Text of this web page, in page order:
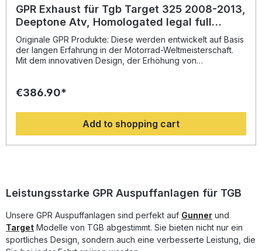
GPR Exhaust für Tgb Target 325 2008-2013,
Deeptone Atv, Homologated legal full
system exhaust, including removable db
killer
Originale GPR Produkte: Diese werden entwickelt auf Basis
der langen Erfahrung in der Motorrad-Weltmeisterschaft.
Mit dem innovativen Design, der Erhöhung von
Fahrzeug deutlich auf und erhalten ein perfektes Preis-
eine hörbare Soundverbesserung zur Serie, die Sie beim
Fahren geniessen können. Der Hersteller ist DIN zertifiziert
und garantiert somit eine gleichbleibend hohe Qualität
seiner Produkte, von der Sie als Kunde profitieren.
installieren. Lieferumfang: Diese Lieferung enthält alle
Fahrzeugspezifischen Halterungen und das
including removable db killerZulassung: YesLieferzeit: ca.
14 Tage
€386.90*
Add to shopping cart
Leistungsstarke GPR Auspuffanlagen für TGB
Unsere GPR Auspuffanlagen sind perfekt auf Gunner und
Target Modelle von TGB abgestimmt. Sie bieten nicht nur ein
sportliches Design, sondern auch eine verbesserte Leistung, die